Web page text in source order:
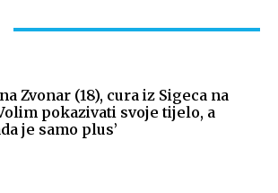
Zvonar (18), cura iz Sigeca na
pokazivati svoje tijelo, a
je samo plus’